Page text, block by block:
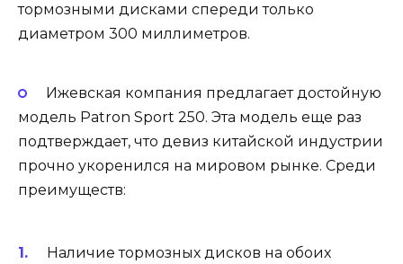
тормозными дисками спереди только
диаметром 300 миллиметров.
Ижевская компания предлагает достойную
модель Patron Sport 250. Эта модель еще раз
подтверждает, что девиз китайской индустрии
прочно укоренился на мировом рынке. Среди
преимуществ:
Наличие тормозных дисков на обоих